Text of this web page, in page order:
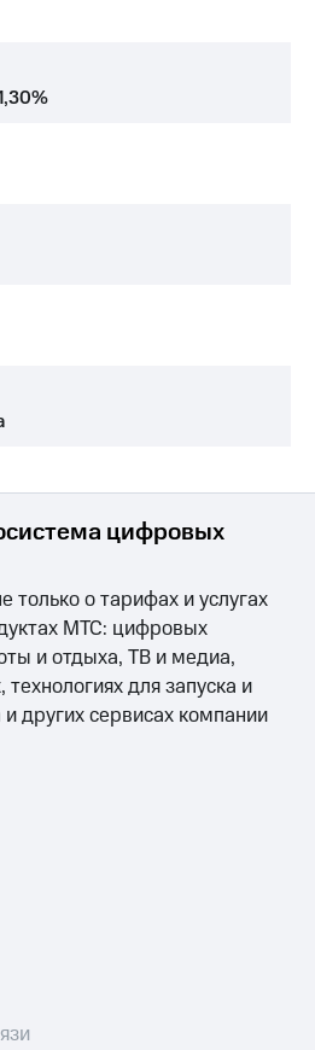
цифровых
только о тарифах и услугах
МТС: цифровых
и отдыха, ТВ и медиа,
для запуска и
других сервисах компании